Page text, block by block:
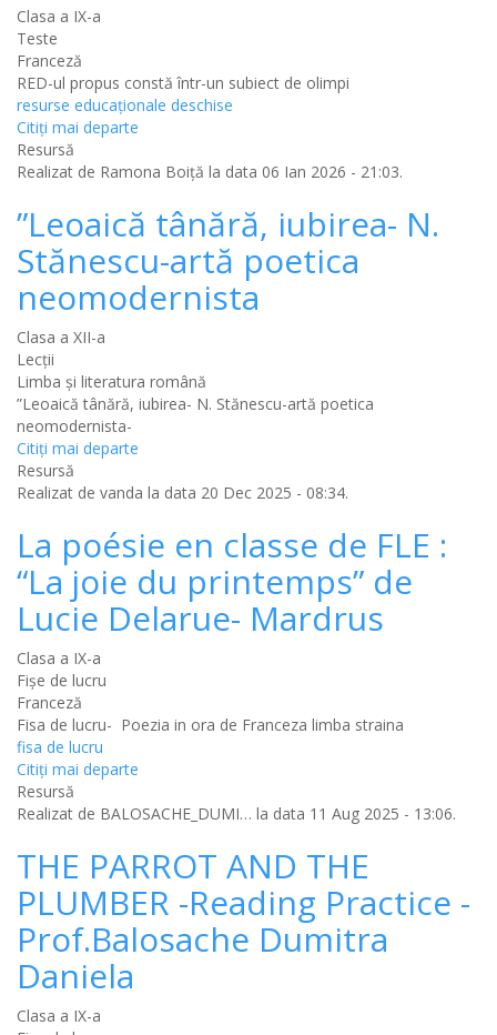
Clasa a IX-a
Teste
Franceză
RED-ul propus constă într-un subiect de olimpi
resurse educaționale deschise
Citiţi mai departe
Resursă
Realizat de Ramona Boiță la data 06 Ian 2026 - 21:03.
”Leoaică tânără, iubirea- N.
Stănescu-artă poetica
neomodernista
Clasa a XII-a
Lecții
Limba şi literatura română
”Leoaică tânără, iubirea- N. Stănescu-artă poetica
neomodernista-
Citiţi mai departe
Resursă
Realizat de vanda la data 20 Dec 2025 - 08:34.
La poésie en classe de FLE :
“La joie du printemps” de
Lucie Delarue- Mardrus
Clasa a IX-a
Fișe de lucru
Franceză
Fisa de lucru- Poezia in ora de Franceza limba straina
fisa de lucru
Citiţi mai departe
Resursă
Realizat de BALOSACHE_DUMI… la data 11 Aug 2025 - 13:06.
THE PARROT AND THE
PLUMBER -Reading Practice -
Prof.Balosache Dumitra
Daniela
Clasa a IX-a